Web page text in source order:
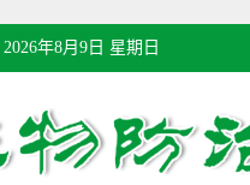
2026年8月9日 星期日